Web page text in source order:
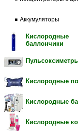
Аккумуляторы
Кислородные
баллончики
Кислородные
Кислородные
Кислородные